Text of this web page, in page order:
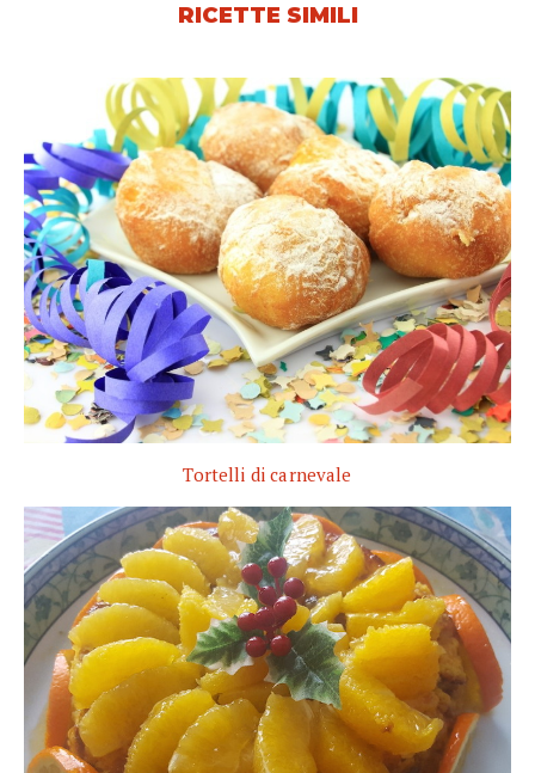
RICETTE SIMILI
Tortelli di carnevale